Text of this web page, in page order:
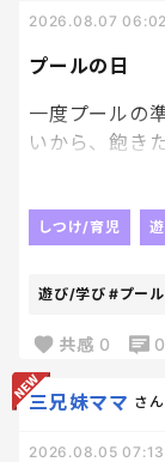
プールの日
2026.08.07 06:02
一度プールの
いから、飽き
て長く入って
一度休憩はさ
これが私のプ
しつけ/育児
遊び/学び #プール
共感 0 0
三兄妹ママ さん
2026.08.05 07:13